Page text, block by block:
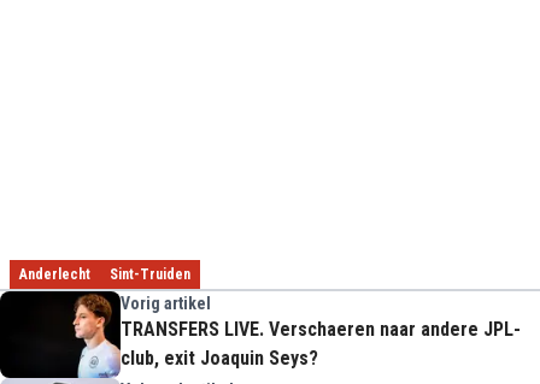
Anderlecht Sint-Truiden
Vorig artikel
TRANSFERS LIVE. Verschaeren naar andere JPL-
club, exit Joaquin Seys?